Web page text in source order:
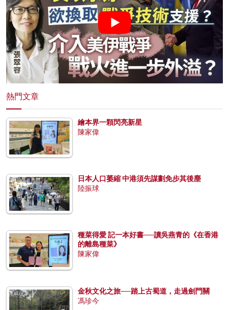
熱門文章
繪本界一顆閃亮新星
陳家偉
日本人口萎縮 中港須先謀劃免步其後塵
陸振球
種菜得愛 記一本好書──讀吳燕青的《在香港
的離島種菜》
陳家偉
金秋文化之旅──踏上古蜀道，走過劍門關
馮珍今